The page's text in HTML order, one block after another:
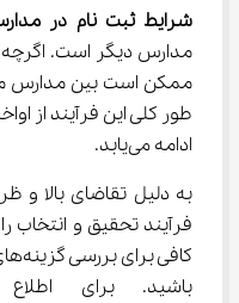
شرایط ثبت نام در
مدارس دیگر است. اگرچه
ممکن است بین مدارس
طور کلی این فرآیند از
ادامه می‌یابد.
فرآیند تحقیق و انتخاب
باشید. برای